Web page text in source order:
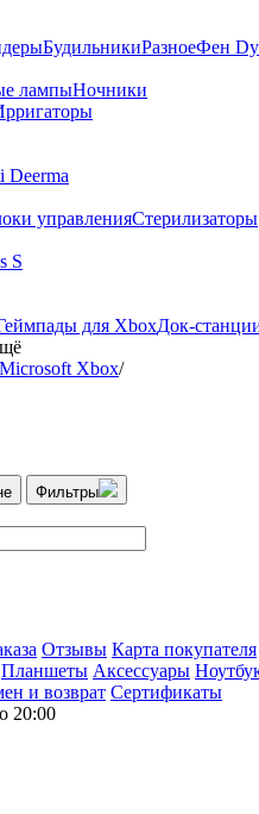
БудильникиРазноеФен
лампыНочники
Deerma
управленияСтерилизаторы
S
для XboxДок-
Microsoft Xbox/
Фильтры
Отзывы Карта покупателя
Планшеты Аксессуары
и возврат Сертификаты
20:00